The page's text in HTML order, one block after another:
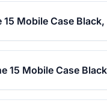
Mobile Case
15 Mobile Case